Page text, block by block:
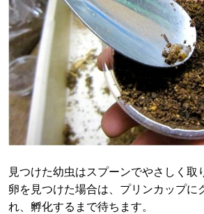
見つけた幼虫はスプーンでやさしく取
卵を見つけた場合は、プリンカップに
れ、孵化するまで待ちます。